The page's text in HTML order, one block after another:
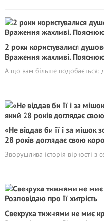
2 роки користувалися
Враження жахливі.
А що вам більше подобається:
«Не віддав би її і за мішок
28 років доглядає свою
Зворушлива історія вірності з
Свекруха тижнями не миє